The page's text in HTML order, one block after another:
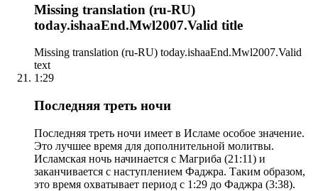
Missing translation (ru-RU)
today.ishaaEnd.Mwl2007.Valid title
Missing translation (ru-RU) today.ishaaEnd.Mwl2007.Valid
text
1:29
Последняя треть ночи
Последняя треть ночи имеет в Исламе особое значение.
Это лучшее время для дополнительной молитвы.
Исламская ночь начинается с Магриба (21:11) и
заканчивается с наступлением Фаджра. Таким образом,
это время охватывает период с 1:29 до Фаджра (3:38).